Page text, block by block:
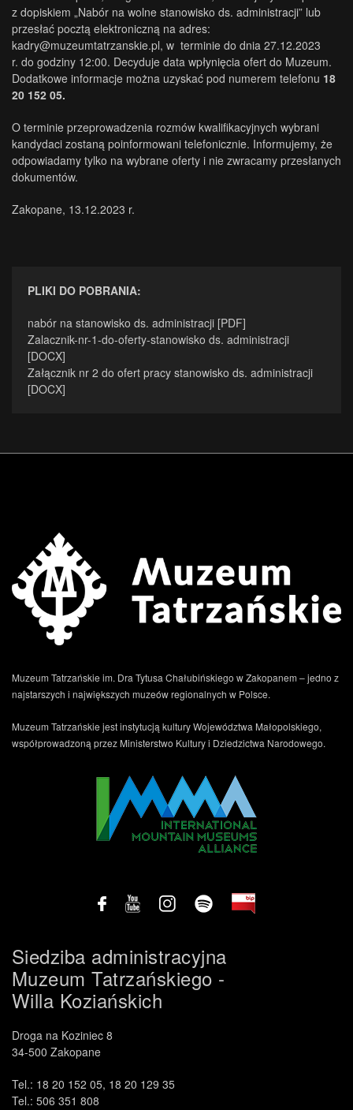
z dopiskiem „Nabór na wolne stanowisko ds. administracji” lub
przesłać pocztą elektroniczną na adres:
kadry@muzeumtatrzanskie.pl, w terminie do dnia 27.12.2023
r. do godziny 12:00. Decyduje data wpłynięcia ofert do Muzeum.
Dodatkowe informacje można uzyskać pod numerem telefonu 18
20 152 05.
O terminie przeprowadzenia rozmów kwalifikacyjnych wybrani
kandydaci zostaną poinformowani telefonicznie. Informujemy, że
odpowiadamy tylko na wybrane oferty i nie zwracamy przesłanych
dokumentów.
Zakopane, 13.12.2023 r.
PLIKI DO POBRANIA:
nabór na stanowisko ds. administracji [PDF]
Zalacznik-nr-1-do-oferty-stanowisko ds. administracji
[DOCX]
Załącznik nr 2 do ofert pracy stanowisko ds. administracji
[DOCX]
Muzeum Tatrzańskie im. Dra Tytusa Chałubińskiego w Zakopanem – jedno z
najstarszych i największych muzeów regionalnych w Polsce.
Muzeum Tatrzańskie jest instytucją kultury Województwa Małopolskiego,
współprowadzoną przez Ministerstwo Kultury i Dziedzictwa Narodowego.
Siedziba administracyjna
Muzeum Tatrzańskiego -
Willa Koziańskich
Droga na Koziniec 8
34-500 Zakopane
Tel.: 18 20 152 05, 18 20 129 35
Tel.: 506 351 808